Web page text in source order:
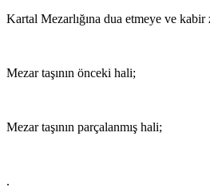
Kartal Mezarlığına dua etmeye ve
Mezar taşının önceki hali;
Mezar taşının parçalanmış hali;
.